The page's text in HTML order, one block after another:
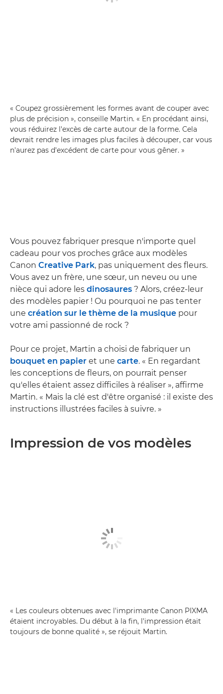
« Coupez grossièrement les formes avant de couper avec
plus de précision », conseille Martin. « En procédant ainsi,
vous réduirez l'excès de carte autour de la forme. Cela
devrait rendre les images plus faciles à découper, car vous
n'aurez pas d'excédent de carte pour vous gêner. »
Vous pouvez fabriquer presque n'importe quel
cadeau pour vos proches grâce aux modèles
Canon Creative Park, pas uniquement des fleurs.
Vous avez un frère, une sœur, un neveu ou une
nièce qui adore les dinosaures ? Alors, créez-leur
des modèles papier ! Ou pourquoi ne pas tenter
une création sur le thème de la musique pour
votre ami passionné de rock ?
Pour ce projet, Martin a choisi de fabriquer un
bouquet en papier et une carte. « En regardant
les conceptions de fleurs, on pourrait penser
qu'elles étaient assez difficiles à réaliser », affirme
Martin. « Mais la clé est d'être organisé : il existe des
instructions illustrées faciles à suivre. »
Impression de vos modèles
« Les couleurs obtenues avec l'imprimante Canon PIXMA
étaient incroyables. Du début à la fin, l'impression était
toujours de bonne qualité », se réjouit Martin.